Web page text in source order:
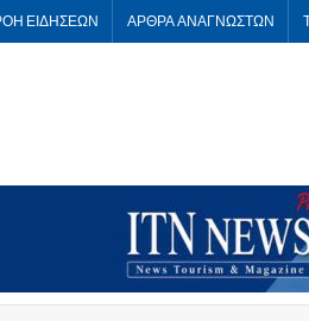
ΕΙΔΗΣΕΩΝ ΑΡΘΡΑ ΑΝΑΓΝΩΣΤΩΝ
News